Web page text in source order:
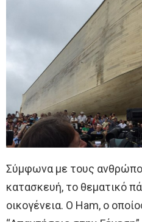
Σύμφωνα με τους
κατασκευή, το θεματικό
οικογένεια. Ο Ham, ο